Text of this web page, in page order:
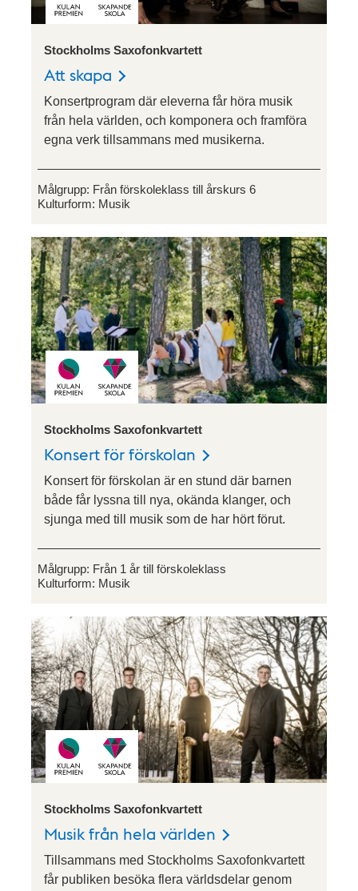
Stockholms Saxofonkvartett
Att skapa
Konsertprogram där eleverna får höra musik
från hela världen, och komponera och framföra
egna verk tillsammans med musikerna.
Målgrupp: Från förskoleklass till årskurs 6
Kulturform: Musik
Stockholms Saxofonkvartett
Konsert för förskolan
Konsert för förskolan är en stund där barnen
både får lyssna till nya, okända klanger, och
sjunga med till musik som de har hört förut.
Målgrupp: Från 1 år till förskoleklass
Kulturform: Musik
Stockholms Saxofonkvartett
Musik från hela världen
Tillsammans med Stockholms Saxofonkvartett
får publiken besöka flera världsdelar genom